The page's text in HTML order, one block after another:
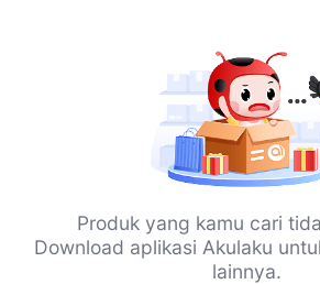
Produk yang kamu cari
Download aplikasi Akulaku
lainnya.